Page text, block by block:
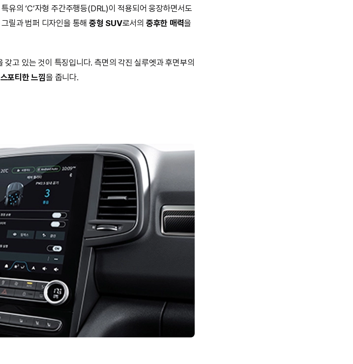
유의 ‘C’자형 주간주행등(DRL)이 적용되어 웅장하면서도
릴과 범퍼 디자인을 통해 중형 SUV로서의 중후한 매력을
갖고 있는 것이 특징입니다. 측면의 각진 실루엣과 후면부의
스포티한 느낌을 줍니다.